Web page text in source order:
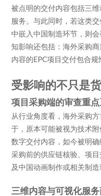
被点明的交付内容包括三
服务。与此同时，若这类
中嵌入中国制造环节，则
知影响还包括：海外采购
内容的EPC项目交付包合规
受影响的不只是
项目采购端的审查重
从行业角度看，海外采购
于，原本可能被视为技术
数字交付内容，如今被明
采购前的供应链核验、项
及中国动画制作或相关制造
三维内容与可视化服